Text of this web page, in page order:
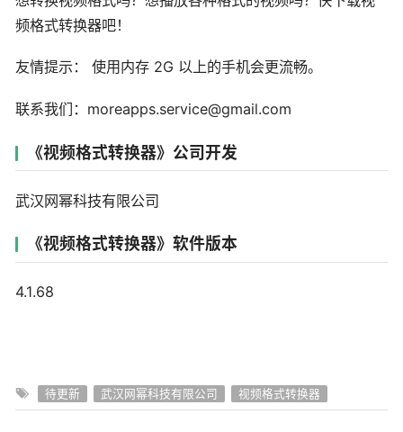
频格式转换器吧！
友情提示： 使用内存 2G 以上的手机会更流畅。
联系我们：moreapps.service@gmail.com
《视频格式转换器》公司开发
武汉网幂科技有限公司
《视频格式转换器》软件版本
4.1.68
待更新 武汉网幂科技有限公司 视频格式转换器